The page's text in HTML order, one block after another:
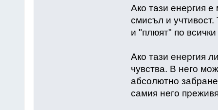
Ако тази енергия
смисъл и
и "плюят" по
Ако тази енергия
чувства. В него
абсолютно
самия него